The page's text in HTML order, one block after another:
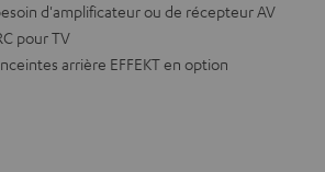
d'amplificateur ou de récepteur AV
pour TV
arrière EFFEKT en option